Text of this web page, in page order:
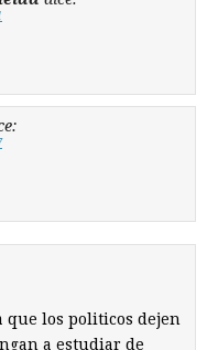
que los politicos dejen
a estudiar de